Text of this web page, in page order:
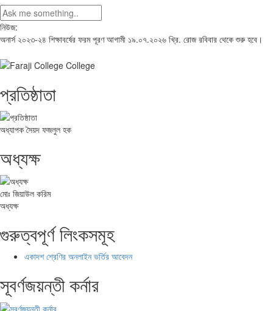
নিউজ:
অনার্স ২০২৩-২৪ শিক্ষাবর্ষের ফরম পূরণ আগামী ১৯.০৭.২০২৬ খ্রি. রোজ রবিবার থেকে শুরু হবে।
প্রতিষ্ঠাতা
অধ্যাপক সৈয়দ ফজলুল হক
অধ্যক্ষ
মোঃ জিয়াউল করিম
অধ্যক্ষ
গুরুত্বপূর্ণ লিংকসমূহ
একাদশ শ্রেণির অনলাইন ভর্তির আবেদন
সূবর্ণজয়ন্তী কর্নার